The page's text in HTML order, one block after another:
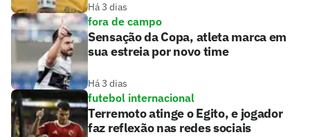
Há 3 dias
fora de campo
Sensação da Copa, atleta marca em
sua estreia por novo time
Há 3 dias
futebol internacional
Terremoto atinge o Egito, e jogador
faz reflexão nas redes sociais